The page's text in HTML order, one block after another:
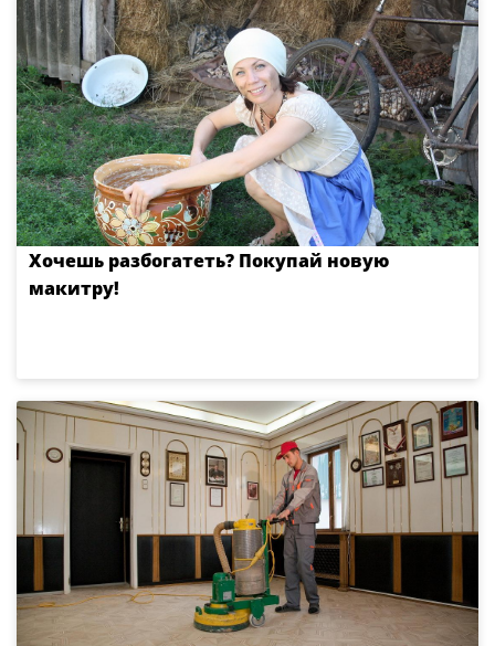
Хочешь разбогатеть? Покупай новую
макитру!